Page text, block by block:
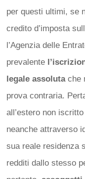
per questi ultimi, se
credito d’imposta
l’Agenzia delle
prevalente
legale assolutache
prova contraria.
all’estero non
neanche attraverso
sua reale residenza
redditi dallo stesso